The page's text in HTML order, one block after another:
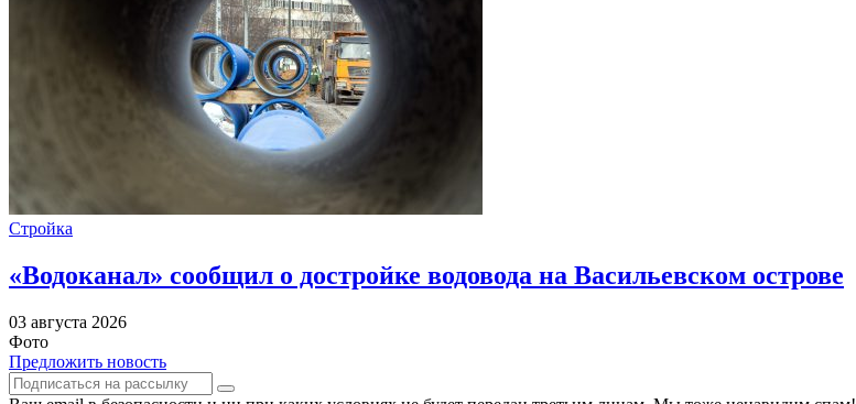
Стройка
«Водоканал» сообщил о достройке водовода на Васильевском острове
03 августа 2026
Фото
Предложить новость